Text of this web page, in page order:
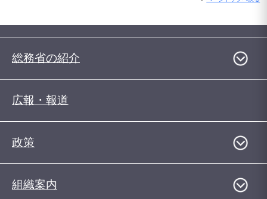
総務省の紹介
広報・報道
政策
組織案内